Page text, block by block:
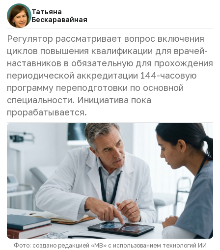
Татьяна
Бескаравайная
Регулятор рассматривает вопрос включения
циклов повышения квалификации для врачей-
наставников в обязательную для прохождения
периодической аккредитации 144-часовую
программу переподготовки по основной
специальности. Инициатива пока
прорабатывается.
Фото: создано редакцией «МВ» с использованием технологий ИИ